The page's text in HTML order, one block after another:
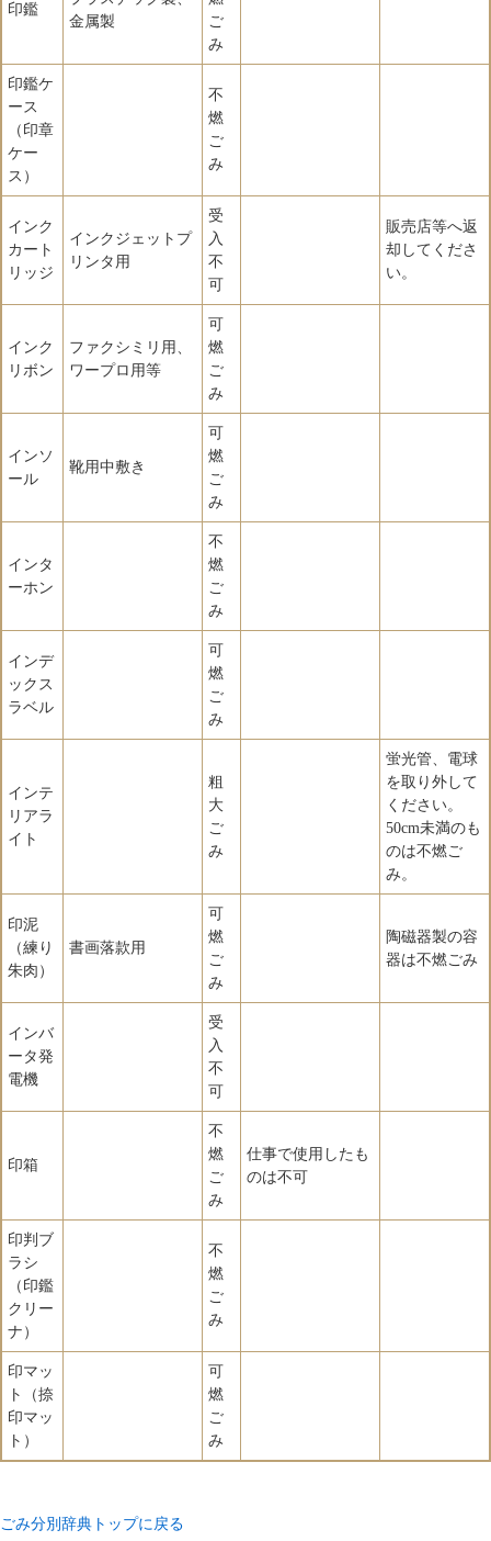
印鑑
金属製
ご
み
印鑑ケ
ース
（印章
ケー
ス）
不
燃
ご
み
インク
カート
リッジ
インクジェットプ
リンタ用
受
入
不
可
販売店等へ返
却してくださ
い。
インク
リボン
ファクシミリ用、
ワープロ用等
可
燃
ご
み
インソ
ール
靴用中敷き
可
燃
ご
み
インタ
ーホン
不
燃
ご
み
インデ
ックス
ラベル
可
燃
ご
み
インテ
リアラ
イト
粗
大
ご
み
蛍光管、電球
を取り外して
ください。
50cm未満のも
のは不燃ご
み。
印泥
（練り
朱肉）
書画落款用
可
燃
ご
み
陶磁器製の容
器は不燃ごみ
インバ
ータ発
電機
受
入
不
可
印箱
不
燃
ご
み
仕事で使用したも
のは不可
印判ブ
ラシ
（印鑑
クリー
ナ）
不
燃
ご
み
印マッ
ト（捺
印マッ
ト）
可
燃
ご
み
ごみ分別辞典トップに戻る